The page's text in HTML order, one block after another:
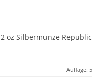
2 oz Silbermünze
Auflage: